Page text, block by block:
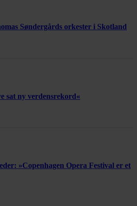
Søndergårds orkester i Skotland
sat ny verdensrekord«
»Copenhagen Opera Festival er et